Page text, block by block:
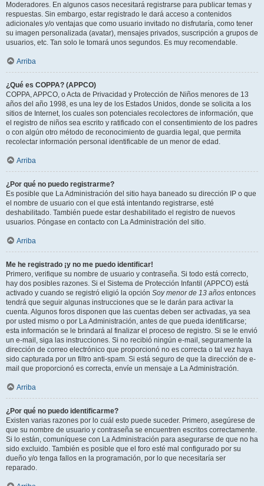
Moderadores. En algunos casos necesitará registrarse para publicar temas y
respuestas. Sin embargo, estar registrado le dará acceso a contenidos
adicionales y/o ventajas que como usuario invitado no disfrutaría, como tener
su imagen personalizada (avatar), mensajes privados, suscripción a grupos de
usuarios, etc. Tan solo le tomará unos segundos. Es muy recomendable.
Arriba
¿Qué es COPPA? (APPCO)
COPPA, APPCO, o Acta de Privacidad y Protección de Niños menores de 13
años del año 1998, es una ley de los Estados Unidos, donde se solicita a los
sitios de Internet, los cuales son potenciales recolectores de información, que
el registro de niños sea escrito y ratificado con el consentimiento de los padres
o con algún otro método de reconocimiento de guardia legal, que permita
recolectar información personal identificable de un menor de edad.
Arriba
¿Por qué no puedo registrarme?
Es posible que La Administración del sitio haya baneado su dirección IP o que
el nombre de usuario con el que está intentando registrarse, esté
deshabilitado. También puede estar deshabilitado el registro de nuevos
usuarios. Póngase en contacto con La Administración del sitio.
Arriba
Me he registrado ¡y no me puedo identificar!
Primero, verifique su nombre de usuario y contraseña. Si todo está correcto,
hay dos posibles razones. Si el Sistema de Protección Infantil (APPCO) está
activado y cuando se registró eligió la opción Soy menor de 13 años entonces
tendrá que seguir algunas instrucciones que se le darán para activar la
cuenta. Algunos foros disponen que las cuentas deben ser activadas, ya sea
por usted mismo o por La Administración, antes de que pueda identificarse;
esta información se le brindará al finalizar el proceso de registro. Si se le envió
un e-mail, siga las instrucciones. Si no recibió ningún e-mail, seguramente la
dirección de correo electrónico que proporcionó no es correcta o tal vez haya
sido capturada por un filtro anti-spam. Si está seguro de que la dirección de e-
mail que proporcionó es correcta, envíe un mensaje a La Administración.
Arriba
¿Por qué no puedo identificarme?
Existen varias razones por lo cuál esto puede suceder. Primero, asegúrese de
que su nombre de usuario y contraseña se encuentren escritos correctamente.
Si lo están, comuníquese con La Administración para asegurarse de que no ha
sido excluido. También es posible que el foro esté mal configurado por su
dueño y/o tenga fallos en la programación, por lo que necesitaría ser
reparado.